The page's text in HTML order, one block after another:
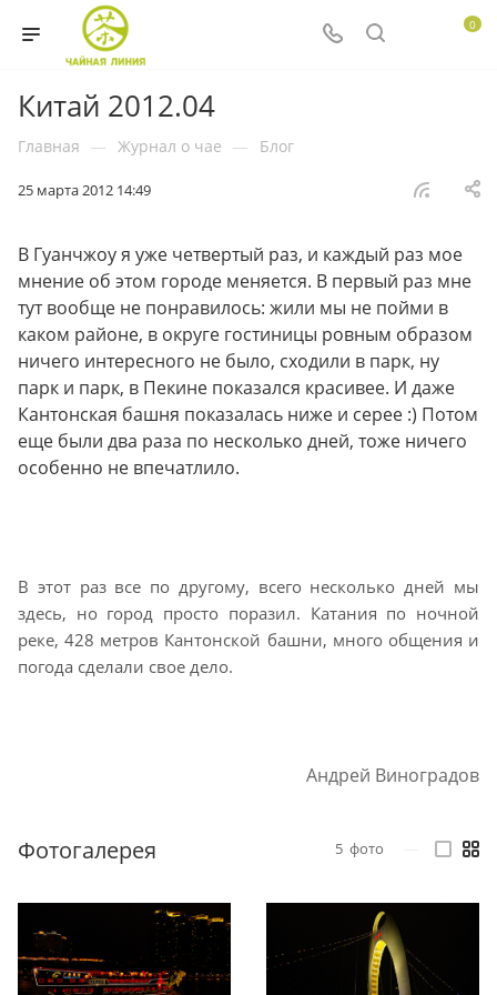
0
Китай 2012.04
Главная — Журнал о чае — Блог
25 марта 2012 14:49
В Гуанчжоу я уже четвертый раз, и каждый раз мое
мнение об этом городе меняется. В первый раз мне
тут вообще не понравилось: жили мы не пойми в
каком районе, в округе гостиницы ровным образом
ничего интересного не было, сходили в парк, ну
парк и парк, в Пекине показался красивее. И даже
Кантонская башня показалась ниже и серее :) Потом
еще были два раза по несколько дней, тоже ничего
особенно не впечатлило.
В этот раз все по другому, всего несколько дней мы
здесь, но город просто поразил. Катания по ночной
реке, 428 метров Кантонской башни, много общения и
погода сделали свое дело.
Андрей Виноградов
Фотогалерея 5 фото